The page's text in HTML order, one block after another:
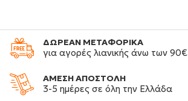
ΔΩΡΕΑΝ ΜΕΤΑΦΟΡΙΚΑ
για αγορές λιανικής άνω των 90€
ΑΜΕΣΗ ΑΠΟΣΤΟΛΗ
3-5 ημέρες σε όλη την Ελλάδα